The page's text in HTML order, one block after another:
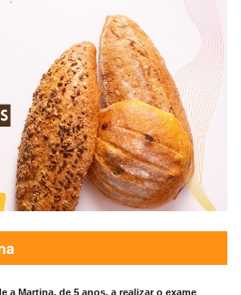
a Martina, de 5 anos, a realizar o exame